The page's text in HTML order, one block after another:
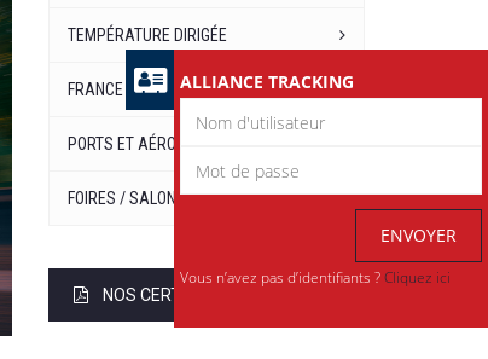
TEMPÉRATURE DIRIGÉE
FRANCE EUROPE
PORTS ET AÉROPORTS
FOIRES / SALONS / EXPOSITIONS
NOS CERTIFICATIONS
ALLIANCE TRACKING
ENVOYER
Vous n’avez pas d’identifiants ?Cliquez ici